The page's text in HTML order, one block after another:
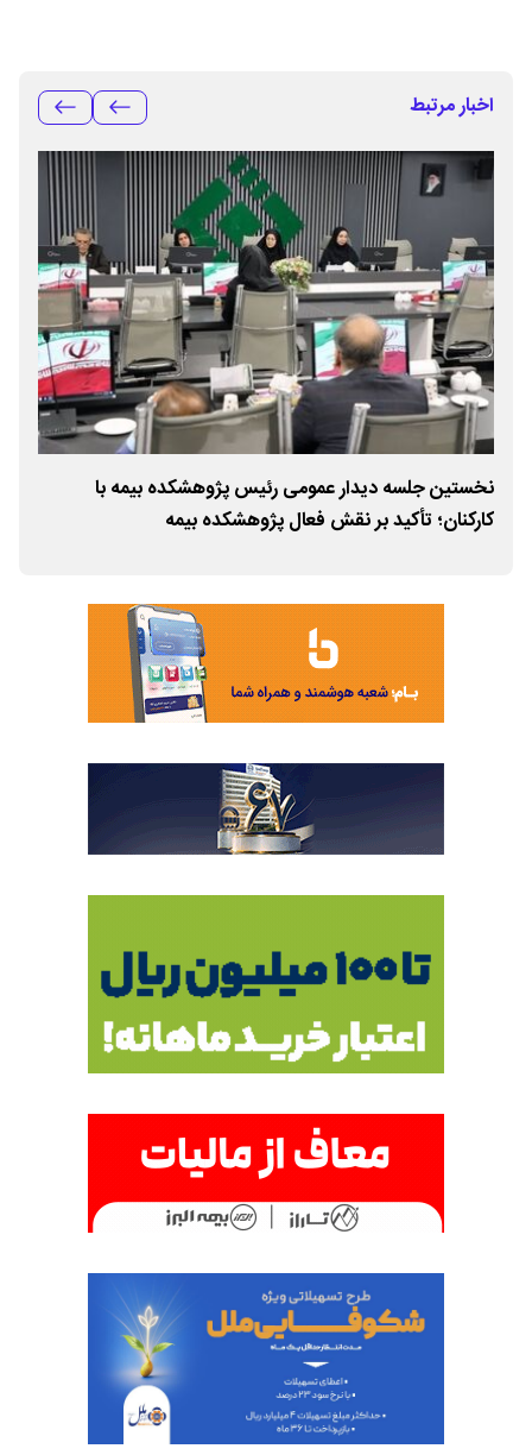
اخبار مرتبط
نخستین جلسه دیدار عمومی رئیس پژوهشکده بیمه با
کارکنان؛ تأکید بر نقش فعال پژوهشکده بیمه